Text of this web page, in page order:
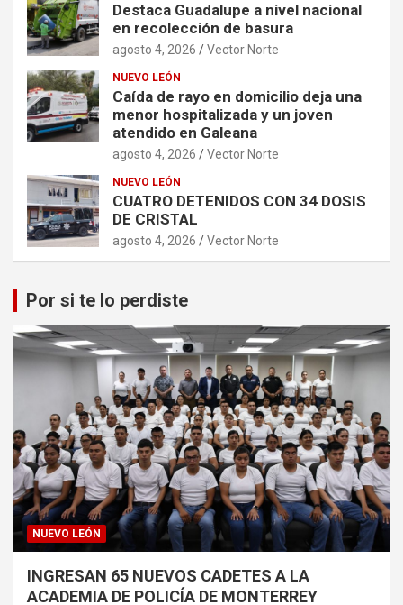
Destaca Guadalupe a nivel nacional
en recolección de basura
agosto 4, 2026 Vector Norte
NUEVO LEÓN
Caída de rayo en domicilio deja una
menor hospitalizada y un joven
atendido en Galeana
agosto 4, 2026 Vector Norte
NUEVO LEÓN
CUATRO DETENIDOS CON 34 DOSIS
DE CRISTAL
agosto 4, 2026 Vector Norte
Por si te lo perdiste
NUEVO LEÓN
INGRESAN 65 NUEVOS CADETES A LA
ACADEMIA DE POLICÍA DE MONTERREY